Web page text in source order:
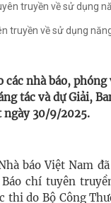
truyền về sử dụng
truyền về sử dụng
các nhà báo,
tác và dự Giải,
ngày 30/9/2025.
báo Việt Nam
chí tuyên
thi do Bộ Công